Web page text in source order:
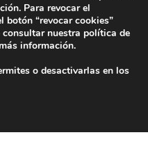
Para revocar el
“revocar cookies”
nuestra política de
información.
o desactivarlas en los